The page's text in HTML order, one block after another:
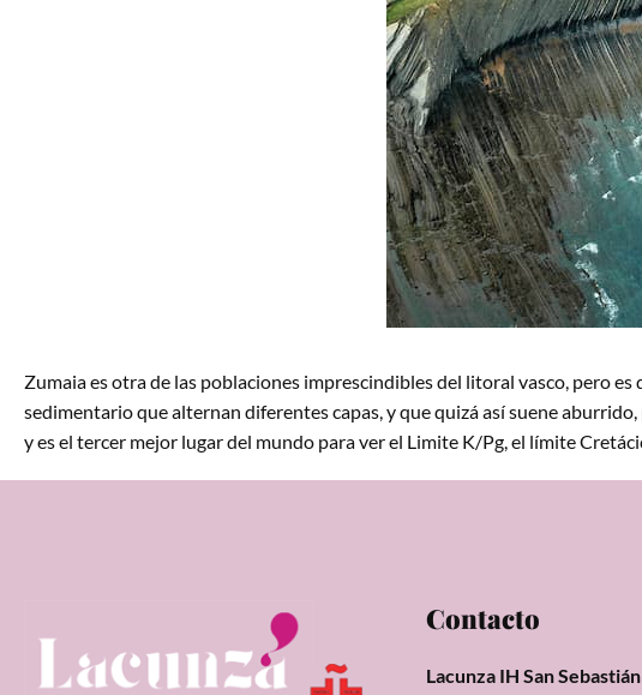
Zumaia es otra de las poblaciones imprescindibles del litoral vasco, pero
sedimentario que alternan diferentes capas, y que quizá así suene
y es el tercer mejor lugar del mundo para ver el Limite K/Pg, el límite
Contacto
Lacunza IH San Sebastián